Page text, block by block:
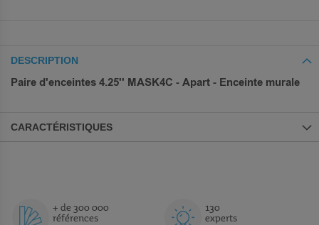
DESCRIPTION
Paire d'enceintes 4.25'' MASK4C - Apart - Enceinte murale
CARACTÉRISTIQUES
+ de 300 000
références
130
experts